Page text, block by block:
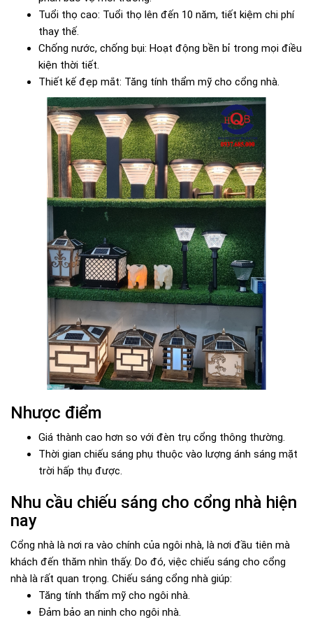
Tuổi thọ cao: Tuổi thọ lên đến 10 năm, tiết kiệm chi phí
thay thế.
Chống nước, chống bụi: Hoạt động bền bỉ trong mọi điều
kiện thời tiết.
Thiết kế đẹp mắt: Tăng tính thẩm mỹ cho cổng nhà.
Nhược điểm
Giá thành cao hơn so với đèn trụ cổng thông thường.
Thời gian chiếu sáng phụ thuộc vào lượng ánh sáng mặt
trời hấp thụ được.
Nhu cầu chiếu sáng cho cổng nhà hiện
nay
Cổng nhà là nơi ra vào chính của ngôi nhà, là nơi đầu tiên mà
khách đến thăm nhìn thấy. Do đó, việc chiếu sáng cho cổng
nhà là rất quan trọng. Chiếu sáng cổng nhà giúp:
Tăng tính thẩm mỹ cho ngôi nhà.
Đảm bảo an ninh cho ngôi nhà.